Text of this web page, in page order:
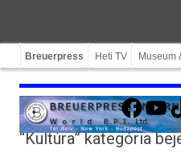
Breuerpress Heti TV Museum
Facebook
“Kultúra”kategória